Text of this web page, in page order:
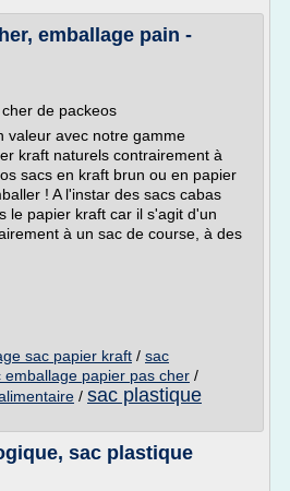
emballage pain -
de packeos
valeur avec notre gamme
kraft naturels contrairement à
sacs en kraft brun ou en papier
! A l'instar des sacs cabas
le papier kraft car il s'agit d'un
à un sac de course, à des
sac papier kraft / sac
emballage papier pas cher /
/ sac plastique
sac plastique